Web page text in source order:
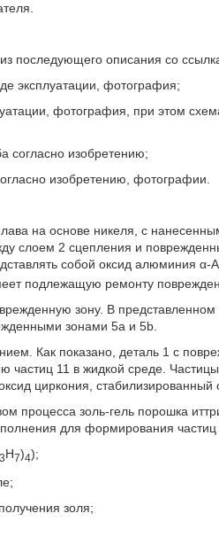
последующего описания со
эксплуатации, фотография;
фотография, при этом
согласно изобретению;
изобретению, фотографии.
на основе никеля, с
слоем 2 сцепления и
собой оксид алюминия α-
подлежащую ремонту
зону. В
зонами 5a и 5b.
Как показано, деталь 1 с
11 в жидкой среде. Частицы
циркония, стабилизированный
процесса золь-гель порошка
для формирования частиц
3H7)4);
золя;